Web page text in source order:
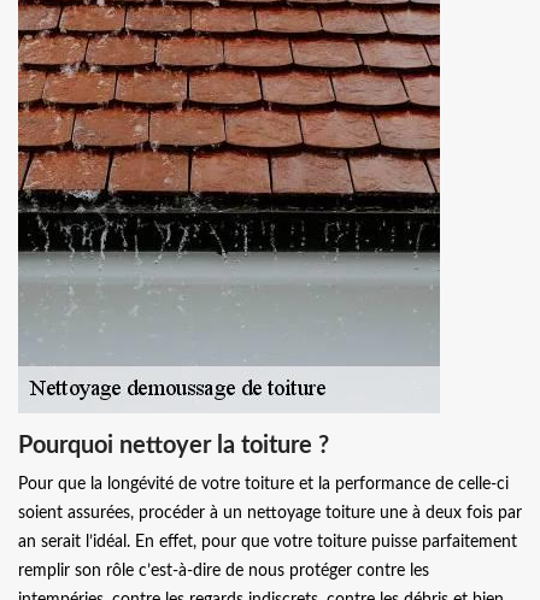
Pourquoi nettoyer la toiture ?
Pour que la longévité de votre toiture et la performance de celle-ci
soient assurées, procéder à un nettoyage toiture une à deux fois par
an serait l’idéal. En effet, pour que votre toiture puisse parfaitement
remplir son rôle c’est-à-dire de nous protéger contre les